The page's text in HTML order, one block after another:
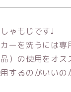
ゃもじです♩
ーを洗うには専
）の使用をオス
するのがいいの